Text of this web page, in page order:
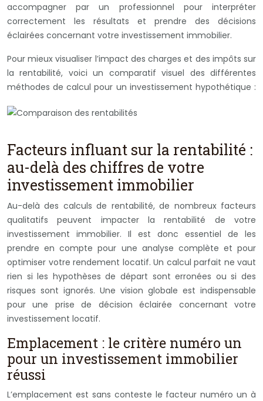
accompagner par un professionnel pour interpréter
correctement les résultats et prendre des décisions
éclairées concernant votre investissement immobilier.
Pour mieux visualiser l’impact des charges et des impôts sur
la rentabilité, voici un comparatif visuel des différentes
méthodes de calcul pour un investissement hypothétique :
Facteurs influant sur la rentabilité :
au-delà des chiffres de votre
investissement immobilier
Au-delà des calculs de rentabilité, de nombreux facteurs
qualitatifs peuvent impacter la rentabilité de votre
investissement immobilier. Il est donc essentiel de les
prendre en compte pour une analyse complète et pour
optimiser votre rendement locatif. Un calcul parfait ne vaut
rien si les hypothèses de départ sont erronées ou si des
risques sont ignorés. Une vision globale est indispensable
pour une prise de décision éclairée concernant votre
investissement locatif.
Emplacement : le critère numéro un
pour un investissement immobilier
réussi
L’emplacement est sans conteste le facteur numéro un à